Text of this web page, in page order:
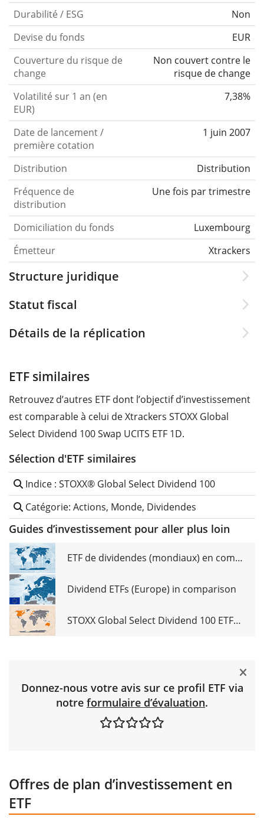
Durabilité / ESG
Non
Devise du fonds
EUR
Couverture du risque de
change
Non couvert contre le
risque de change
Volatilité sur 1 an (en
EUR)
7,38%
Date de lancement /
première cotation
1 juin 2007
Distribution
Distribution
Fréquence de
distribution
Une fois par trimestre
Domiciliation du fonds
Luxembourg
Émetteur
Xtrackers
Structure juridique
Statut fiscal
Détails de la réplication
ETF similaires
Retrouvez d’autres ETF dont l’objectif d’investissement
est comparable à celui de Xtrackers STOXX Global
Select Dividend 100 Swap UCITS ETF 1D.
Sélection d'ETF similaires
Indice : STOXX® Global Select Dividend 100
Catégorie: Actions, Monde, Dividendes
Guides d’investissement pour aller plus loin
ETF de dividendes (mondiaux) en comparaison
Dividend ETFs (Europe) in comparison
STOXX Global Select Dividend 100 ETFs in comparison
Donnez-nous votre avis sur ce profil ETF via
notre formulaire d’évaluation.
Offres de plan d’investissement en
ETF